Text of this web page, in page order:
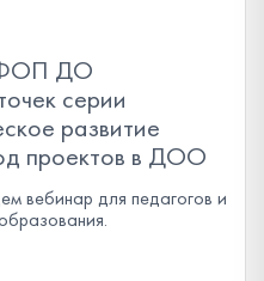
ФОП ДО
серии
развитие
проектов в ДОО
вебинар для педагогов и